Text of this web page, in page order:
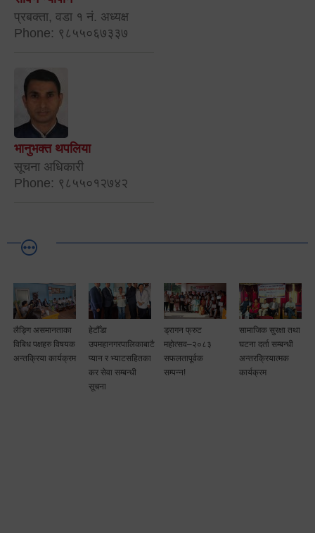
प्रबक्ता, वडा १ नं. अध्यक्ष
Phone: ९८५५०६७३३७
भानुभक्त थपलिया
सूचना अधिकारी
Phone: ९८५५०१२७४२
लैङ्गि असमानताका
विबिध पक्षहरु विषयक
अन्तक्रिया कार्यक्रम
हेटौँडा
उपमहानगरपालिकाबाटै
प्यान र भ्याटसहितका
कर सेवा सम्बन्धी
सूचना
ड्रागन फ्रुट
महोत्सव–२०८३
सफलतापूर्वक
सम्पन्न!
सामाजिक सुरक्षा तथा
घटना दर्ता सम्बन्धी
अन्तरक्रियात्मक
कार्यक्रम